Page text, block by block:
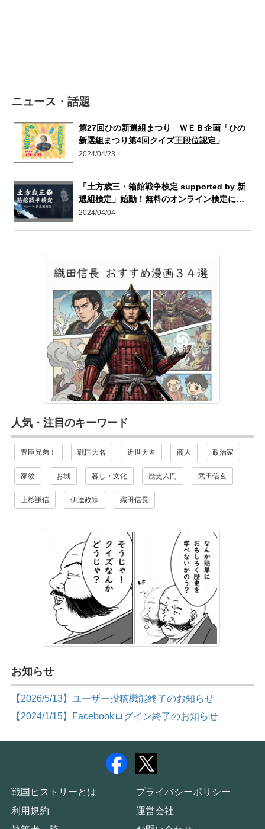
ニュース・話題
第27回ひの新選組まつり ＷＥＢ企画「ひの
新選組まつり第4回クイズ王段位認定」
2024/04/23
「土方歳三・箱館戦争検定 supported by 新
選組検定」始動！無料のオンライン検定に…
2024/04/04
人気・注目のキーワード
豊臣兄弟！ 戦国大名 近世大名 商人 政治家
家紋 お城 暮し・文化 歴史入門 武田信玄
上杉謙信 伊達政宗 織田信長
お知らせ
【2026/5/13】ユーザー投稿機能終了のお知らせ
【2024/1/15】Facebookログイン終了のお知らせ
戦国ヒストリーとは
プライバシーポリシー
利用規約
運営会社